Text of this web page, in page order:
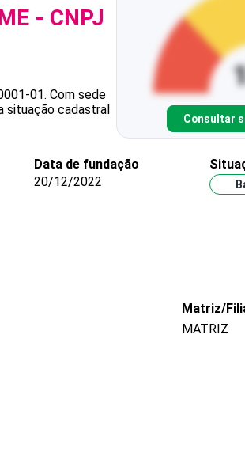
- CNPJ
01. Com sede
situação cadastral
Consultar
Data de fundação
20/12/2022
Matriz/
MATRIZ